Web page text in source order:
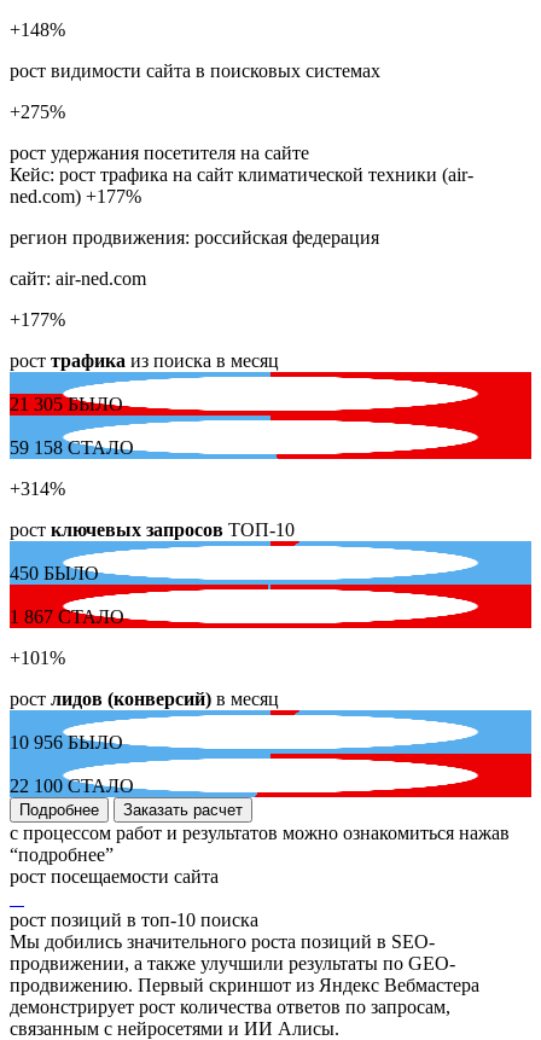
+148%
рост видимости сайта в поисковых системах
+275%
рост удержания посетителя на сайте
Кейс: рост трафика на сайт климатической техники (air-
ned.com) +177%
регион продвижения: российская федерация
сайт: air-ned.com
+177%
рост трафика из поиска в месяц
21 305БЫЛО
59 158СТАЛО
+314%
рост ключевых запросов ТОП-10
450 БЫЛО
1 867 СТАЛО
+101%
рост лидов (конверсий) в месяц
10 956БЫЛО
22 100СТАЛО
Подробнее Заказать расчет
с процессом работ и результатов можно ознакомиться нажав
“подробнее”
рост посещаемости сайта
рост позиций в топ-10 поиска
Мы добились значительного роста позиций в SEO-
продвижении, а также улучшили результаты по GEO-
продвижению. Первый скриншот из Яндекс Вебмастера
демонстрирует рост количества ответов по запросам,
связанным с нейросетями и ИИ Алисы.